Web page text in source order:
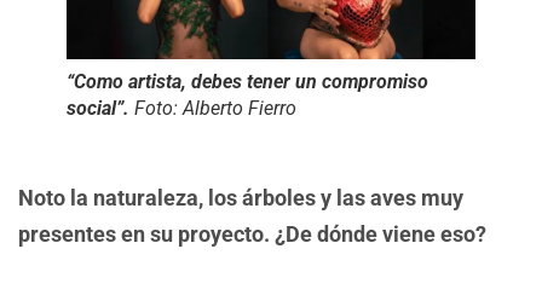
“Como artista, debes tener un compromiso
social”. Foto: Alberto Fierro
Noto la naturaleza, los árboles y las aves muy
presentes en su proyecto. ¿De dónde viene eso?